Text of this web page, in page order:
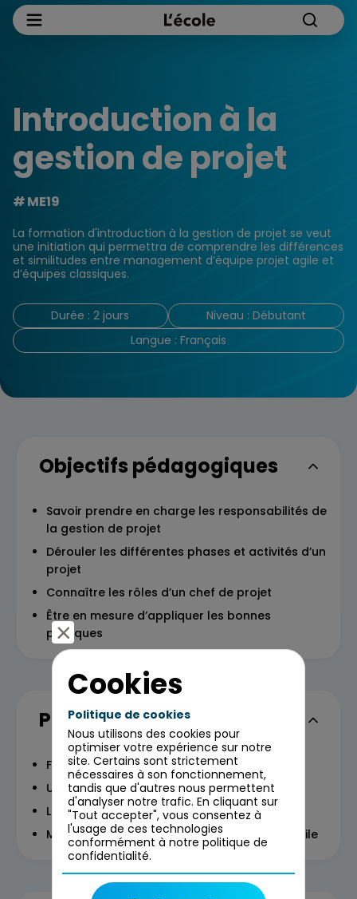
Introduction à la
gestion de projet
ME19
La formation d'introduction à la gestion de projet se veut
une initiation qui permettra de comprendre les différences
et similitudes entre management d’équipe projet agile et
d’équipes classiques.
Durée : 2 jours
Niveau : Débutant
Langue : Français
Objectifs pédagogiques
Savoir prendre en charge les responsabilités de
la gestion de projet
Dérouler les différentes phases et activités d’un
projet
Connaître les rôles d’un chef de projet
Être en mesure d’appliquer les bonnes
pratiques
Programme
Fondamentaux de la gestion de projet
Une brève histoire de la gestion de projet
La gestion de projet Classique et Agile
Mythes et réalités de la gestion de projet Agile
Cookies
Politique de cookies
Nous utilisons des cookies pour
optimiser votre expérience sur notre
site. Certains sont strictement
nécessaires à son fonctionnement,
tandis que d'autres nous permettent
d'analyser notre trafic. En cliquant sur
"Tout accepter", vous consentez à
l'usage de ces technologies
conformément à notre politique de
confidentialité.